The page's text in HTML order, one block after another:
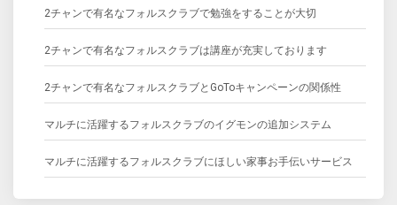
2チャンで有名なフォルスクラブで勉強をすることが大切
2チャンで有名なフォルスクラブは講座が充実しております
2チャンで有名なフォルスクラブとGoToキャンペーンの関係性
マルチに活躍するフォルスクラブのイグモンの追加システム
マルチに活躍するフォルスクラブにほしい家事お手伝いサービス